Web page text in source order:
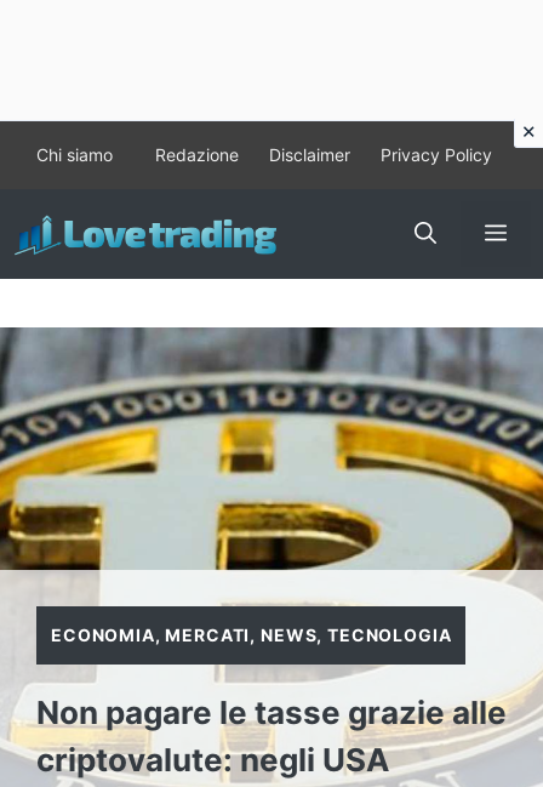
contenuto
Chi siamo Redazione Disclaimer Privacy Policy
ECONOMIA,MERCATI, NEWS,TECNOLOGIA
Non pagare le tasse grazie alle
criptovalute: negli USA